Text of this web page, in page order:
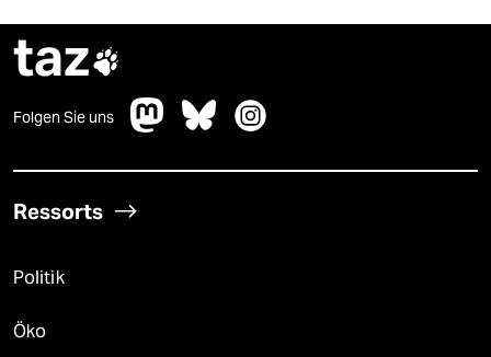
taz
Folgen Sie uns
Ressorts
Politik
Öko